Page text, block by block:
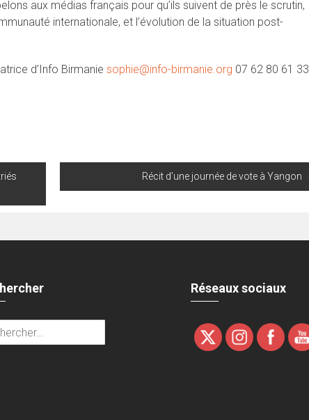
aux médias français pour qu’ils suivent de près le scrutin,
internationale, et l’évolution de la situation post-
d’Info Birmanie sophie@info-birmanie.org 07 62 80 61 33
Récit d’une journée de vote à Yangon
:
Réseaux sociaux